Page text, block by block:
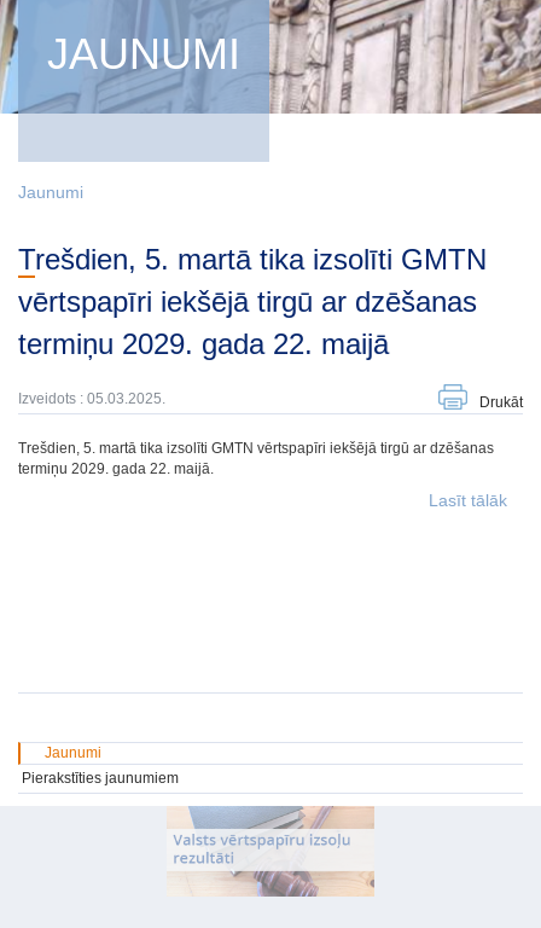
JAUNUMI
Jaunumi
Trešdien, 5. martā tika izsolīti GMTN
vērtspapīri iekšējā tirgū ar dzēšanas
termiņu 2029. gada 22. maijā
Izveidots : 05.03.2025. Drukāt
Trešdien, 5. martā tika izsolīti GMTN vērtspapīri iekšējā tirgū ar dzēšanas
termiņu 2029. gada 22. maijā.
Lasīt tālāk
Jaunumi
Pierakstīties jaunumiem